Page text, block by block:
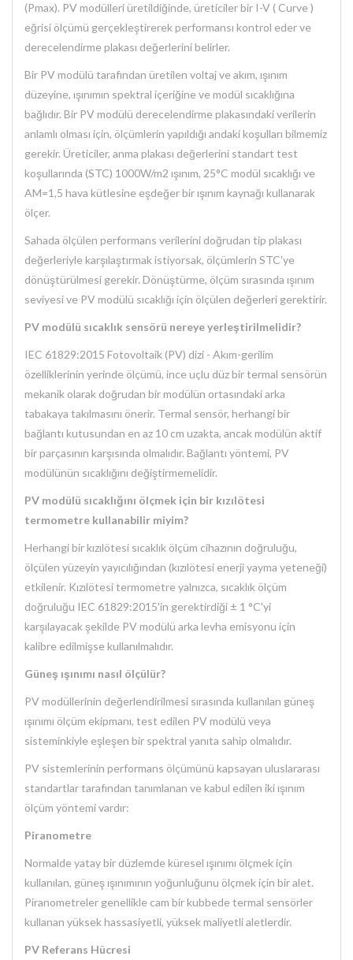
(Pmax). PV modülleri üretildiğinde, üreticiler bir I-V ( Curve )
eğrisi ölçümü gerçekleştirerek performansı kontrol eder ve
derecelendirme plakası değerlerini belirler.
Bir PV modülü tarafından üretilen voltaj ve akım, ışınım
düzeyine, ışınımın spektral içeriğine ve modül sıcaklığına
bağlıdır. Bir PV modülü derecelendirme plakasındaki verilerin
anlamlı olması için, ölçümlerin yapıldığı andaki koşulları bilmemiz
gerekir. Üreticiler, anma plakası değerlerini standart test
koşullarında (STC) 1000W/m2 ışınım, 25°C modül sıcaklığı ve
AM=1,5 hava kütlesine eşdeğer bir ışınım kaynağı kullanarak
ölçer.
Sahada ölçülen performans verilerini doğrudan tip plakası
değerleriyle karşılaştırmak istiyorsak, ölçümlerin STC'ye
dönüştürülmesi gerekir. Dönüştürme, ölçüm sırasında ışınım
seviyesi ve PV modülü sıcaklığı için ölçülen değerleri gerektirir.
PV modülü sıcaklık sensörü nereye yerleştirilmelidir?
IEC 61829:2015 Fotovoltaik (PV) dizi - Akım-gerilim
özelliklerinin yerinde ölçümü, ince uçlu düz bir termal sensörün
mekanik olarak doğrudan bir modülün ortasındaki arka
tabakaya takılmasını önerir. Termal sensör, herhangi bir
bağlantı kutusundan en az 10 cm uzakta, ancak modülün aktif
bir parçasının karşısında olmalıdır. Bağlantı yöntemi, PV
modülünün sıcaklığını değiştirmemelidir.
PV modülü sıcaklığını ölçmek için bir kızılötesi
termometre kullanabilir miyim?
Herhangi bir kızılötesi sıcaklık ölçüm cihazının doğruluğu,
ölçülen yüzeyin yayıcılığından (kızılötesi enerji yayma yeteneği)
etkilenir. Kızılötesi termometre yalnızca, sıcaklık ölçüm
doğruluğu IEC 61829:2015'in gerektirdiği ± 1 °C'yi
karşılayacak şekilde PV modülü arka levha emisyonu için
kalibre edilmişse kullanılmalıdır.
Güneş ışınımı nasıl ölçülür?
PV modüllerinin değerlendirilmesi sırasında kullanılan güneş
ışınımı ölçüm ekipmanı, test edilen PV modülü veya
sisteminkiyle eşleşen bir spektral yanıta sahip olmalıdır.
PV sistemlerinin performans ölçümünü kapsayan uluslararası
standartlar tarafından tanımlanan ve kabul edilen iki ışınım
ölçüm yöntemi vardır:
Piranometre
Normalde yatay bir düzlemde küresel ışınımı ölçmek için
kullanılan, güneş ışınımının yoğunluğunu ölçmek için bir alet.
Piranometreler genellikle cam bir kubbede termal sensörler
kullanan yüksek hassasiyetli, yüksek maliyetli aletlerdir.
PV Referans Hücresi